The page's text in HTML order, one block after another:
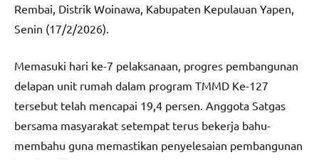
Rembai, Distrik Woinawa, Kabupaten Kepulauan Yapen,
Senin (17/2/2026).
Memasuki hari ke-7 pelaksanaan, progres pembangunan
delapan unit rumah dalam program TMMD Ke-127
tersebut telah mencapai 19,4 persen. Anggota Satgas
bersama masyarakat setempat terus bekerja bahu-
membahu guna memastikan penyelesaian pembangunan